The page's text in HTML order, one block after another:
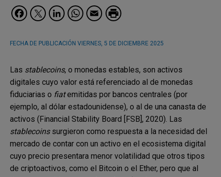
Facebook
Twitter
LinkedIn
WhatsApp
Email
FECHA DE PUBLICACIÓN VIERNES, 5 DE DICIEMBRE 2025
Las stablecoins, o monedas estables, son activos
digitales cuyo valor está referenciado al de monedas
fiduciarias o fiatemitidas por bancos centrales (por
ejemplo, al dólar estadounidense), o al de una canasta de
activos (Financial Stability Board [FSB], 2020). Las
stablecoinssurgieron como respuesta a la necesidad del
mercado de contar con un activo en el ecosistema digital
cuyo precio presentara menor volatilidad que otros tipos
de criptoactivos, como el Bitcoin o el Ether, pero que al